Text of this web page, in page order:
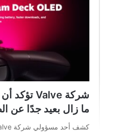
ما زال بعيد جدًا عن